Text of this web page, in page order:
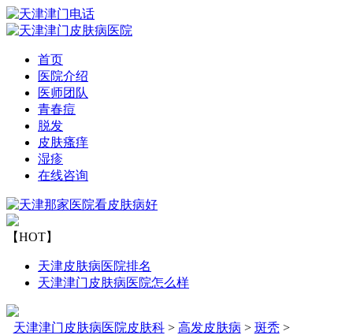
首页
医院介绍
医师团队
青春痘
脱发
皮肤瘙痒
湿疹
在线咨询
【HOT】
天津皮肤病医院排名
天津津门皮肤病医院怎么样
天津津门皮肤病医院皮肤科> 高发皮肤病 > 斑秃>